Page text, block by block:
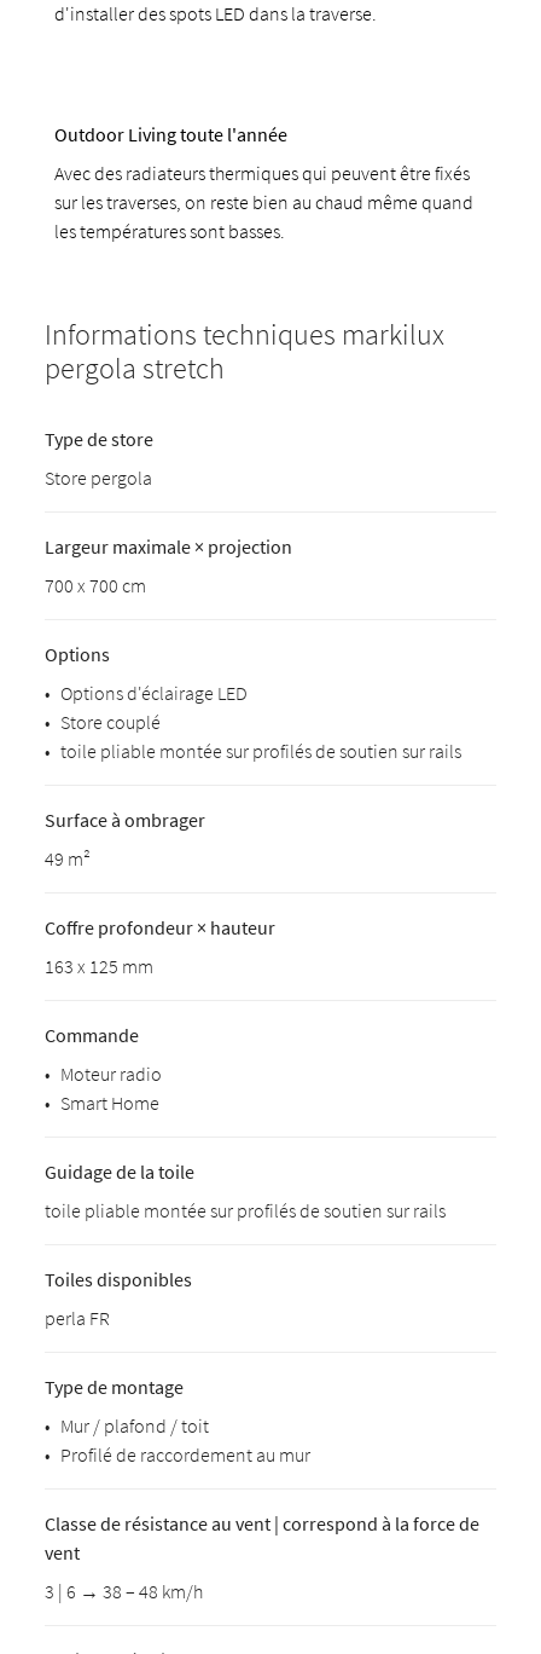
d'installer des spots LED dans la traverse.
Outdoor Living toute l'année
Avec des radiateurs thermiques qui peuvent être fixés
sur les traverses, on reste bien au chaud même quand
les températures sont basses.
Informations techniques markilux
pergola stretch
Type de store
Store pergola
Largeur maximale × projection
700 x 700 cm
Options
• Options d'éclairage LED
• Store couplé
• toile pliable montée sur profilés de soutien sur rails
Surface à ombrager
49 m²
Coffre profondeur × hauteur
163 x 125 mm
Commande
• Moteur radio
• Smart Home
Guidage de la toile
toile pliable montée sur profilés de soutien sur rails
Toiles disponibles
perla FR
Type de montage
• Mur / plafond / toit
• Profilé de raccordement au mur
Classe de résistance au vent | correspond à la force de
vent
3 | 6 → 38 – 48 km/h